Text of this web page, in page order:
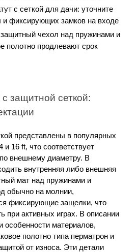
с сеткой для дачи: уточните
и фиксирующих замков на входе
чехол над пружинами и
полотно продлевают срок
защитной сеткой:
представлены в популярных
и 16 ft, что соответствует
внешнему диаметру. В
внутренняя либо внешняя
мат над пружинами и
обычно на молнии,
фиксирующие защелки, что
при активных играх. В описании
особенности материалов,
полотно типа перматрон и
от износа. Эти детали